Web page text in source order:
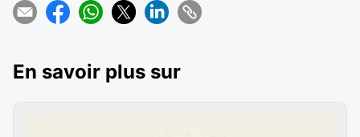
En savoir plus sur